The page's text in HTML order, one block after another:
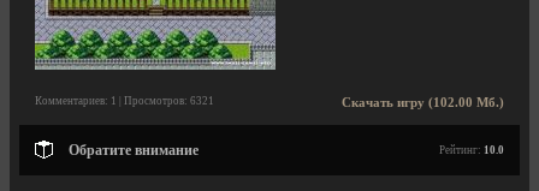
Скачать игру (102.00 Мб.)
Комментариев: 1 | Просмотров: 6321
Обратите внимание Рейтинг: 10.0